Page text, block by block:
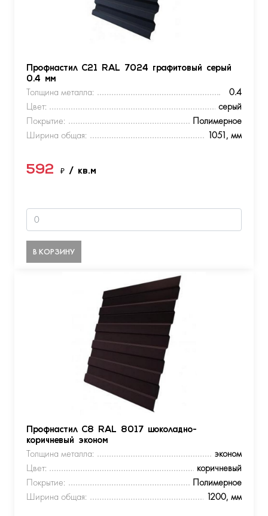
Профнастил С21 RAL 7024 графитовый серый
0.4 мм
Толщина металла:
0.4
Цвет:
серый
Покрытие:
Полимерное
Ширина общая:
1051, мм
592 ₽ / кв.м
В КОРЗИНУ
Профнастил С8 RAL 8017 шоколадно-
коричневый эконом
Толщина металла:
эконом
Цвет:
коричневый
Покрытие:
Полимерное
Ширина общая:
1200, мм